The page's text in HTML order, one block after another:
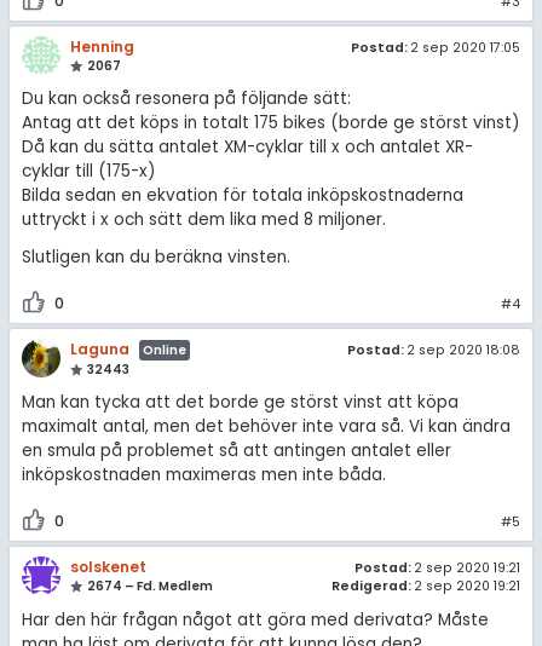
Henning
2067
Postad: 2 sep 2020 17:05
Du kan också resonera på följande sätt:
Antag att det köps in totalt 175 bikes (borde ge störst vinst)
Då kan du sätta antalet XM-cyklar till x och antalet XR-
cyklar till (175-x)
Bilda sedan en ekvation för totala inköpskostnaderna
uttryckt i x och sätt dem lika med 8 miljoner.
Slutligen kan du beräkna vinsten.
0 #4
Laguna
Online
32443
Postad: 2 sep 2020 18:08
Man kan tycka att det borde ge störst vinst att köpa
maximalt antal, men det behöver inte vara så. Vi kan ändra
en smula på problemet så att antingen antalet eller
inköpskostnaden maximeras men inte båda.
0 #5
solskenet
2674 – Fd. Medlem
Postad: 2 sep 2020 19:21
Redigerad: 2 sep 2020 19:21
Har den här frågan något att göra med derivata? Måste